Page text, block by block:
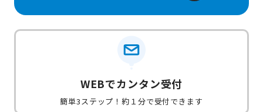
WEBでカンタン受付
簡単3ステップ！約１分で受付できます